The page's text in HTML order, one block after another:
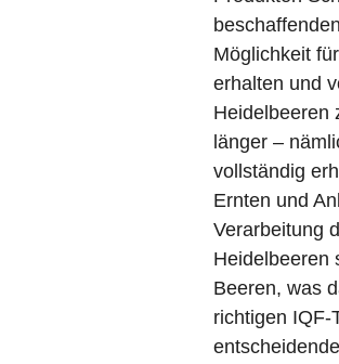
Möglichkeit
erhalten und
Heidelbeeren
länger –
vollständig
Ernten und
Verarbeitung
Heidelbeeren
Beeren, was
richtigen IQF-